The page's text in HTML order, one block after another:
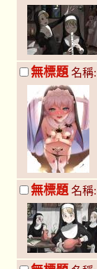
無標題 名稱:
無標題 名稱: